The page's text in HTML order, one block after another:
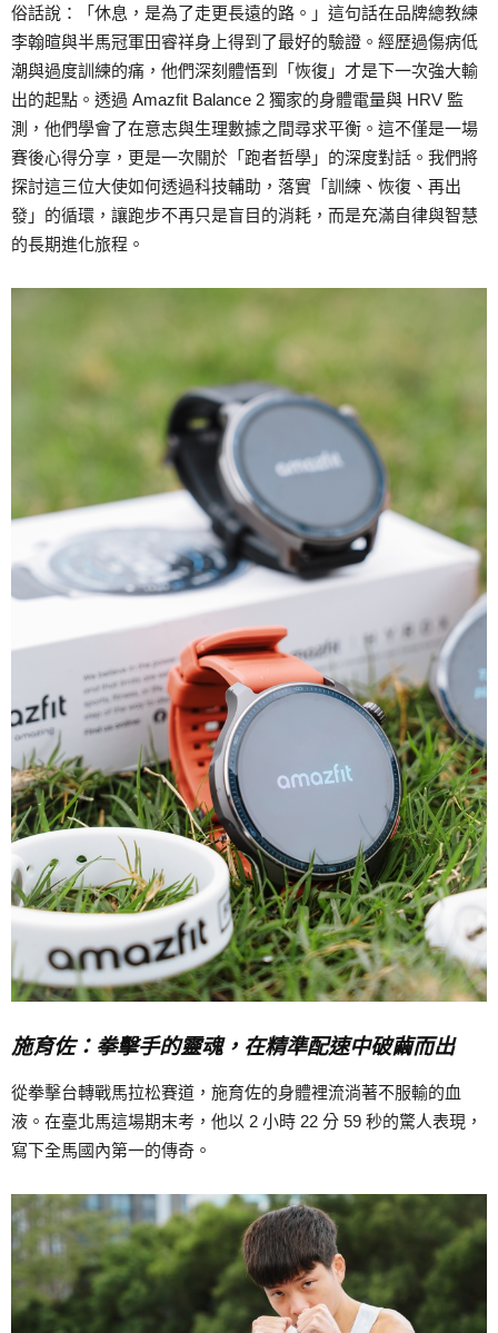
俗話說：「休息，是為了走更長遠的路。」這句話在品牌總教練
李翰暄與半馬冠軍田睿祥身上得到了最好的驗證。經歷過傷病低
潮與過度訓練的痛，他們深刻體悟到「恢復」才是下一次強大輸
出的起點。透過 Amazfit Balance 2 獨家的身體電量與 HRV 監
測，他們學會了在意志與生理數據之間尋求平衡。這不僅是一場
賽後心得分享，更是一次關於「跑者哲學」的深度對話。我們將
探討這三位大使如何透過科技輔助，落實「訓練、恢復、再出
發」的循環，讓跑步不再只是盲目的消耗，而是充滿自律與智慧
的長期進化旅程。
施育佐：拳擊手的靈魂，在精準配速中破繭而出
從拳擊台轉戰馬拉松賽道，施育佐的身體裡流淌著不服輸的血
液。在臺北馬這場期末考，他以 2 小時 22 分 59 秒的驚人表現，
寫下全馬國內第一的傳奇。